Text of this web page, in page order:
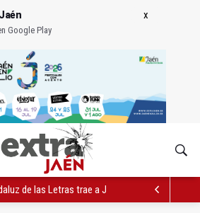
Google Play
de las Letras trae a Jaén al filósofo Omar